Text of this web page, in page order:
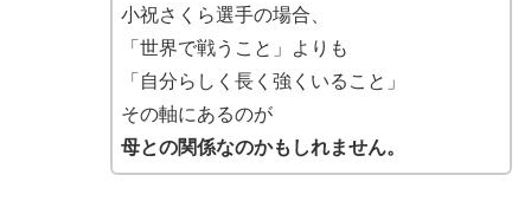
小祝さくら選手の場合、
「世界で戦うこと」よりも
「自分らしく長く強くいること」
その軸にあるのが
母との関係なのかもしれません。